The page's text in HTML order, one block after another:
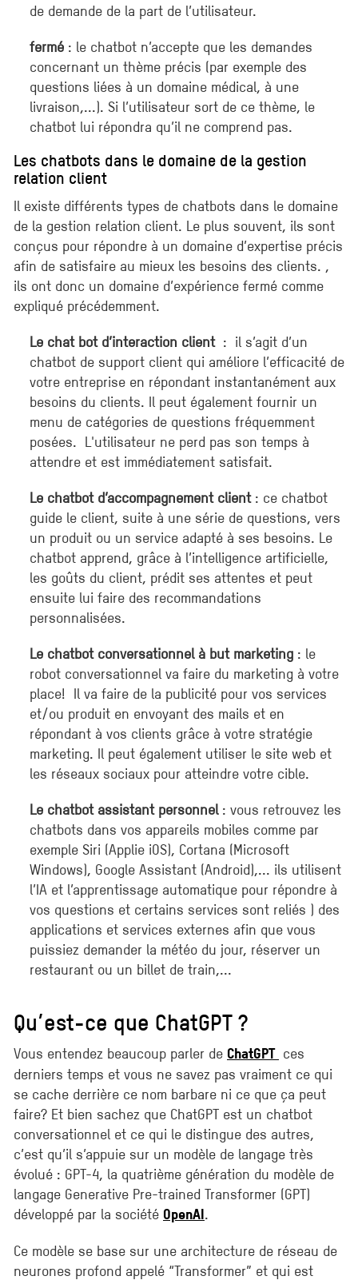
de demande de la part de l’utilisateur.
fermé : le chatbot n’accepte que les demandes
concernant un thème précis (par exemple des
questions liées à un domaine médical, à une
livraison,...). Si l’utilisateur sort de ce thème, le
chatbot lui répondra qu’il ne comprend pas.
Les chatbots dans le domaine de la gestion
relation client
Il existe différents types de chatbots dans le domaine
de la gestion relation client. Le plus souvent, ils sont
conçus pour répondre à un domaine d’expertise précis
afin de satisfaire au mieux les besoins des clients. ,
ils ont donc un domaine d’expérience fermé comme
expliqué précédemment.
Le chat bot d’interaction client : il s’agit d’un
chatbot de support client qui améliore l’efficacité de
votre entreprise en répondant instantanément aux
besoins du clients. Il peut également fournir un
menu de catégories de questions fréquemment
posées. L'utilisateur ne perd pas son temps à
attendre et est immédiatement satisfait.
Le chatbot d’accompagnement client : ce chatbot
guide le client, suite à une série de questions, vers
un produit ou un service adapté à ses besoins. Le
chatbot apprend, grâce à l’intelligence artificielle,
les goûts du client, prédit ses attentes et peut
ensuite lui faire des recommandations
personnalisées.
Le chatbot conversationnel à but marketing : le
robot conversationnel va faire du marketing à votre
place! Il va faire de la publicité pour vos services
et/ou produit en envoyant des mails et en
répondant à vos clients grâce à votre stratégie
marketing. Il peut également utiliser le site web et
les réseaux sociaux pour atteindre votre cible.
Le chatbot assistant personnel: vous retrouvez les
chatbots dans vos appareils mobiles comme par
exemple Siri (Applie iOS), Cortana (Microsoft
Windows), Google Assistant (Android),... ils utilisent
l’IA et l’apprentissage automatique pour répondre à
vos questions et certains services sont reliés ) des
applications et services externes afin que vous
puissiez demander la météo du jour, réserver un
restaurant ou un billet de train,...
Qu’est-ce que ChatGPT ?
Vous entendez beaucoup parler de ChatGPT ces
derniers temps et vous ne savez pas vraiment ce qui
se cache derrière ce nom barbare ni ce que ça peut
faire? Et bien sachez que ChatGPT est un chatbot
conversationnel et ce qui le distingue des autres,
c’est qu’il s’appuie sur un modèle de langage très
évolué : GPT-4, la quatrième génération du modèle de
langage Generative Pre-trained Transformer (GPT)
développé par la société OpenAI.
Ce modèle se base sur une architecture de réseau de
neurones profond appelé “Transformer” et qui est